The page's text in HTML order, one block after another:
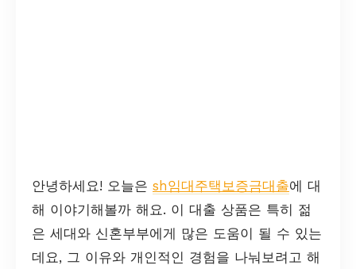
안녕하세요! 오늘은 sh임대주택보증금대출에 대
해 이야기해볼까 해요. 이 대출 상품은 특히 젊
은 세대와 신혼부부에게 많은 도움이 될 수 있는
데요, 그 이유와 개인적인 경험을 나눠보려고 해